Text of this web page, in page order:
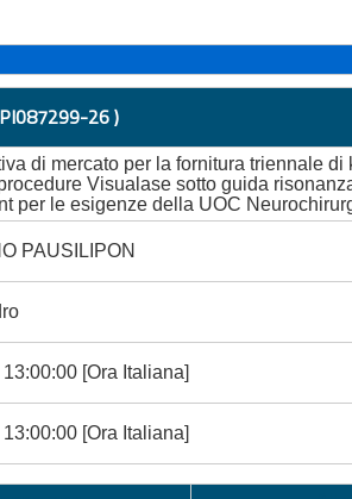
26 )
di mercato per la fornitura triennale di
Visualase sotto guida
per le esigenze della UOC
PAUSILIPON
[Ora Italiana]
[Ora Italiana]